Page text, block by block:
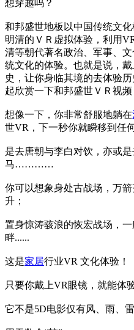
想穿越吗？
和邦盛世地板以中国传统文
明清的ＶＲ虚拟体验，利用
清等朝代著名政治、军事、
统文化的体验。也就是说，
史，让你身临其境的去体验
起欣赏一下和邦盛世ＶＲ视频
想像一下，你非常舒服地躺在
世VR，下一秒你就瞬移到任
是去唐朝与李白对饮，亦或
马…………
你可以想象身处古战场，万
升；
置身惊涛骇浪的恢宏战场，
畔......
这是家居行业VR 文化体验！
只要你戴上VR眼镜，就能体
它不是5D电影仅有风、雨、